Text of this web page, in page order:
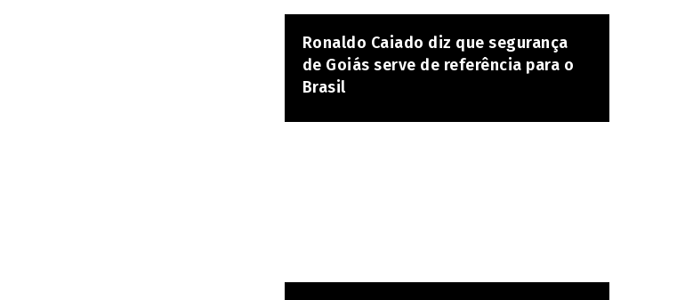
Ronaldo Caiado diz que segurança
de Goiás serve de referência para o
Brasil